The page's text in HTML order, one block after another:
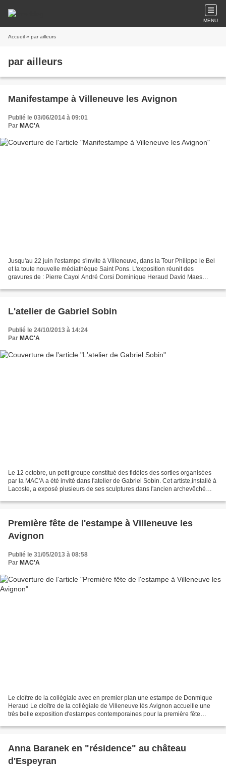
MENU
Accueil » par ailleurs
par ailleurs
Manifestampe à Villeneuve les Avignon
Publié le 03/06/2014 à 09:01
Par MAC'A
Jusqu'au 22 juin l'estampe s'invite à Villeneuve, dans la Tour Philippe le Bel
et la toute nouvelle médiathèque Saint Pons. L'exposition réunit des
gravures de : Pierre Cayol André Corsi Dominique Heraud David Maes
L'atelier de Gabriel Sobin
Publié le 24/10/2013 à 14:24
Par MAC'A
Le 12 octobre, un petit groupe constitué des fidèles des sorties organisées
par la MAC'A a été invité dans l'atelier de Gabriel Sobin. Cet artiste,installé à
Lacoste, a exposé plusieurs de ses sculptures dans l'ancien archevêché
Première fête de l'estampe à Villeneuve les
Avignon
Publié le 31/05/2013 à 08:58
Par MAC'A
Le cloître de la collégiale avec en premier plan une estampe de Donmique
Heraud Le cloître de la collégiale de Villeneuve lès Avignon accueille une
très belle exposition d'estampes contemporaines pour la première fête
Anna Baranek en "résidence" au château
d'Espeyran